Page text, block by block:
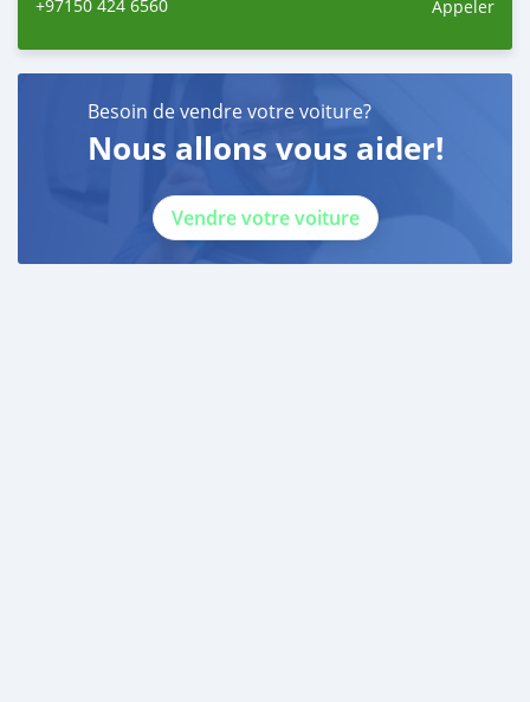
* Trade License
* Memorandum of Article
* Passport copies of all partners
* Passport and visa copies of applicant
* Emirates ID
* 3 month company bank statement
+97150 424 6560 Appeler
Besoin de vendre votre voiture?
Nous allons vous aider!
Vendre votre voiture